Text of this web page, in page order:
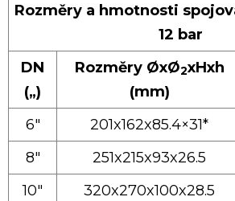
Rozměry a hmotnosti
12 bar
DN
(„)
Rozměry ØxØ2xHxh
(mm)
6″
201x162x85.4×31*
8″
251x215x93x26.5
10″
320x270x100x28.5